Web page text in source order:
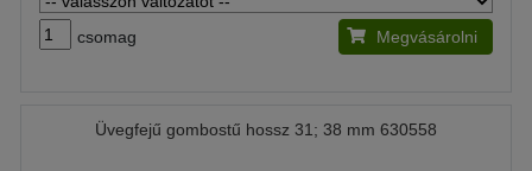
csomag Megvásárolni
Üvegfejű gombostű hossz 31; 38 mm 630558